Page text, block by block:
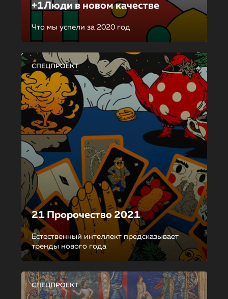
+1Люди в новом качестве
Что мы успели за 2020 год
СПЕЦПРОЕКТ
21 Пророчество 2021
Естественный интеллект предсказывает
тренды нового года
СПЕЦПРОЕКТ